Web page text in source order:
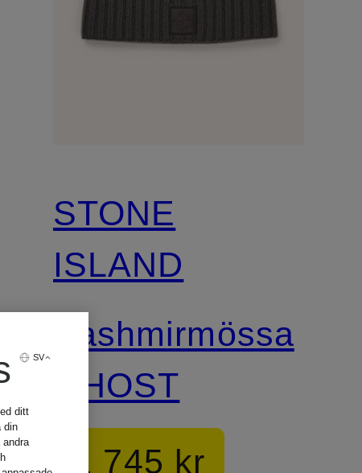
STONE
ISLAND
Kashmirmössa
GHOST
1 745 kr
SV
ditt
din